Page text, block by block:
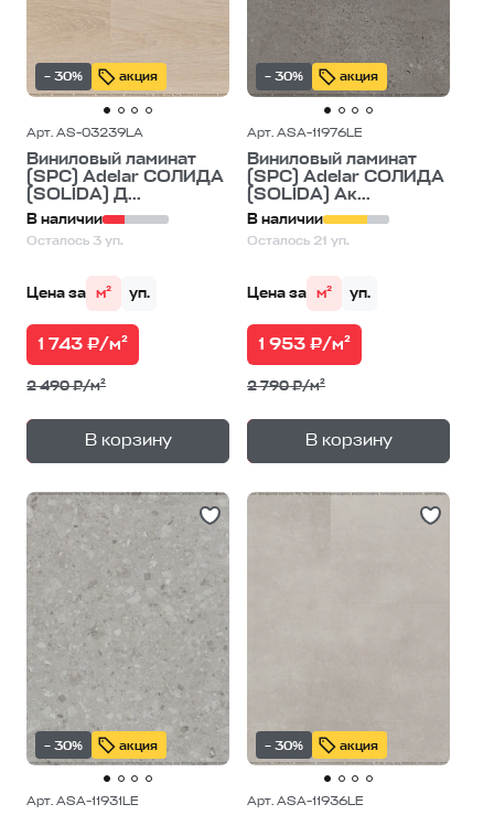
– 30% акция
Арт. AS-03239LA
Виниловый ламинат
(SPC) Adelar СОЛИДА
(SOLIDA) Д...
В наличии
Осталось 3 уп.
Цена за м² уп.
1 743 ₽/м²
2 490 ₽/м²
В корзину
— 1уп.
– 30% акция
Арт. ASA-11976LE
Виниловый ламинат
(SPC) Adelar СОЛИДА
(SOLIDA) Ак...
В наличии
Осталось 21 уп.
Цена за м² уп.
1 953 ₽/м²
2 790 ₽/м²
В корзину
— 1уп.
– 30% акция
Арт. ASA-11931LE
– 30% акция
Арт. ASA-11936LE